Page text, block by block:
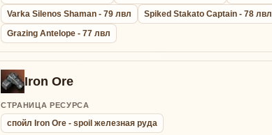
Varka Silenos Shaman - 79 лвл
Spiked Stakato Captain - 78 лвл
Grazing Antelope - 77 лвл
Iron Ore
СТРАНИЦА РЕСУРСА
спойл Iron Ore - spoil железная руда